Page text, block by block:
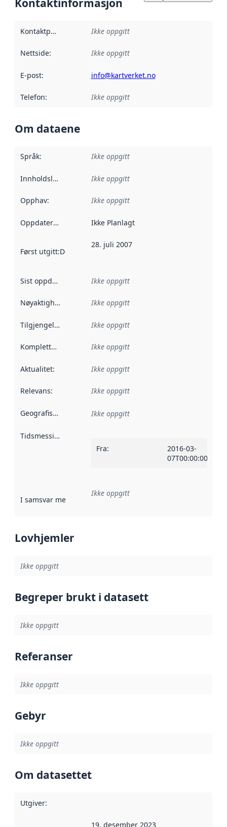
Kontaktinformasjon
Kontaktpunkt Ikke oppgitt
Nettside: Ikke oppgitt
E-post: info@kartverket.no
Telefon: Ikke oppgitt
Om dataene
Språk: Ikke oppgitt
Innholdsleverandører :
Ikke oppgitt
Opphav: Ikke oppgitt
Oppdateringsfrekvens :
Ikke Planlagt
Først utgitt:Denne datoen sier når dataene i dette
28. juli 2007
Sist oppdatert Ikke oppgitt
Nøyaktighet Ikke oppgitt
Tilgjengelighet Ikke oppgitt
Kompletthet Ikke oppgitt
Aktualitet: Ikke oppgitt
Relevans: Ikke oppgitt
Geografisk avgrensning :
Ikke oppgitt
Tidsmessig avgrensning
Fra:
2016-03-
07T00:00:00Z
I samsvar med Referanse til en implementasjonsregel
Ikke oppgitt
Lovhjemler
Ikke oppgitt
Begreper brukt i datasett
Ikke oppgitt
Referanser
Ikke oppgitt
Gebyr
Ikke oppgitt
Om datasettet
Utgiver:
19. desember 2023